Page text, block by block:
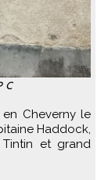
C
Haddock,
et grand